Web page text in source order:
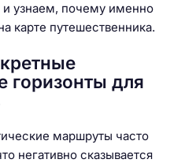
узнаем, почему именно
карте путешественника.
горизонты для
маршруты часто
негативно сказывается